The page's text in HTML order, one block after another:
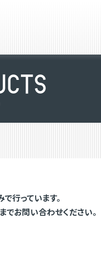
CTS
行っています。
お問い合わせください。